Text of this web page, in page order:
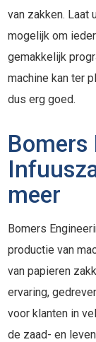
van zakken. Laat
mogelijk om
gemakkelijk
machine kan ter
dus erg goed.
Bomers
meer
Bomers
productie van
van papieren
ervaring,
voor klanten in
de zaad- en